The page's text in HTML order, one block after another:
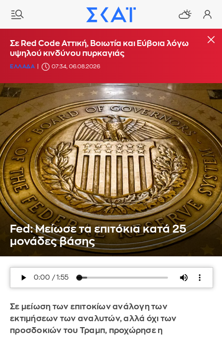
Σε Red Code Αττική, Βοιωτία και Εύβοια λόγω
υψηλού κινδύνου πυρκαγιάς
ΕΛΛΑΔΑ 07:34, 06.08.2026
Fed: Μείωσε τα επιτόκια κατά 25
μονάδες βάσης
Σε μείωση των επιτοκίων ανάλογη των
εκτιμήσεων των αναλυτών, αλλά όχι των
προσδοκιών του Τραμπ, προχώρησε η